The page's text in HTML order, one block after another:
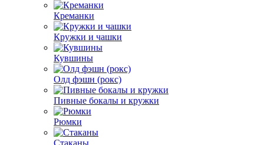
Креманки
Кружки и чашки
Кувшины
Олд фэшн (рокс)
Пивные бокалы и кружки
Рюмки
Стаканы